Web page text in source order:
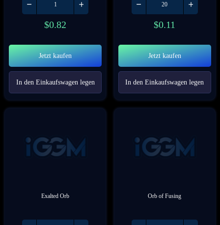
$0.82
Jetzt kaufen
In den Einkaufswagen legen
$0.11
Jetzt kaufen
In den Einkaufswagen legen
Exalted Orb Orb of Fusing